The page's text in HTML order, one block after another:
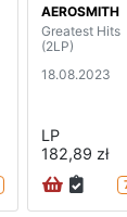
AEROSMITH
Greatest Hits
(2LP)
18.08.2023
LP
182,89 zł